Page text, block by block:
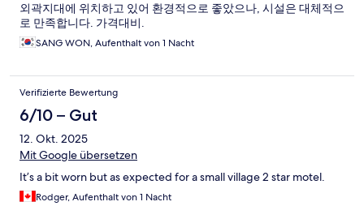
외곽지대에 위치하고 있어 환경적으로 좋았으나, 시설은 대체적으
로 만족합니다. 가격대비.
SANG WON, Aufenthalt von 1 Nacht
Verifizierte Bewertung
6/10 – Gut
12. Okt. 2025
Mit Google übersetzen
It’s a bit worn but as expected for a small village 2 star motel.
Rodger, Aufenthalt von 1 Nacht